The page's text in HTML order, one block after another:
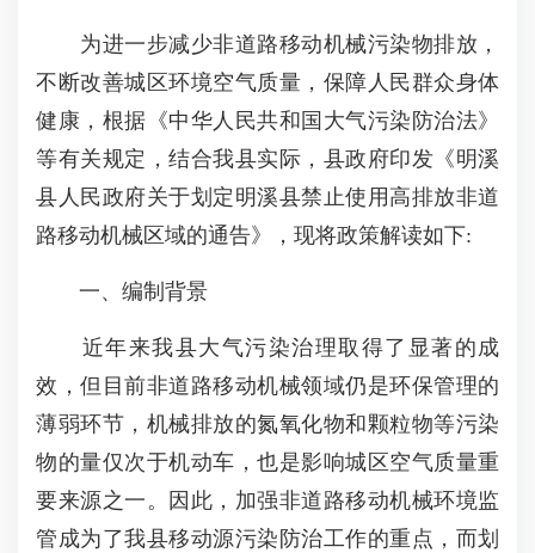
为进一步减少非道路移动机械污染物排放，
不断改善城区环境空气质量，保障人民群众身体
健康，根据《中华人民共和国大气污染防治法》
等有关规定，结合我县实际，县政府印发《明溪
县人民政府关于划定明溪县禁止使用高排放非道
路移动机械区域的通告》，现将政策解读如下:
一、编制背景
近年来我县大气污染治理取得了显著的成
效，但目前非道路移动机械领域仍是环保管理的
薄弱环节，机械排放的氮氧化物和颗粒物等污染
物的量仅次于机动车，也是影响城区空气质量重
要来源之一。因此，加强非道路移动机械环境监
管成为了我县移动源污染防治工作的重点，而划